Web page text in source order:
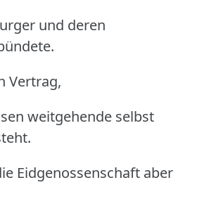
und deren
Vertrag,
weitgehende selbst
Eidgenossenschaft aber